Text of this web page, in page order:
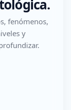
fenómenos,
y